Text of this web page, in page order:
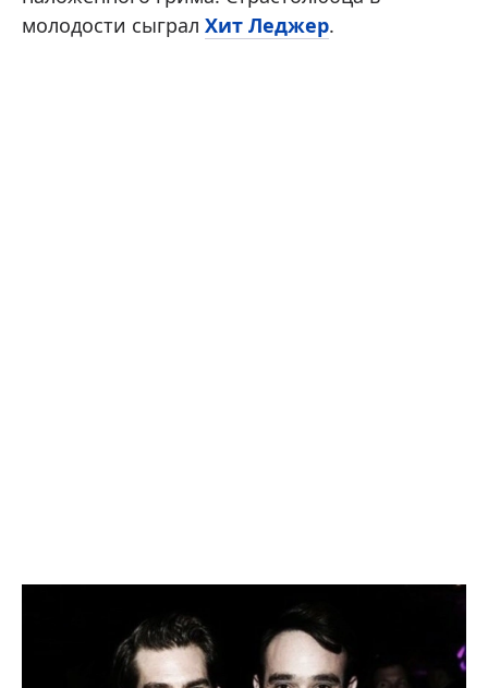
молодости сыграл Хит Леджер.